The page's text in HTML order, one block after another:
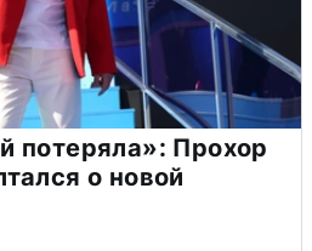
потеряла»: Прохор
о новой